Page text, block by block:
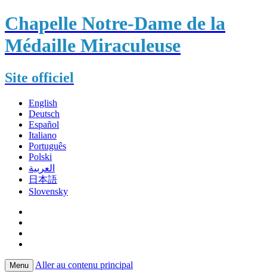
Chapelle Notre-Dame de la
Médaille Miraculeuse
Site officiel
English
Deutsch
Español
Italiano
Português
Polski
العربية
日本語
Slovensky
Menu Aller au contenu principal